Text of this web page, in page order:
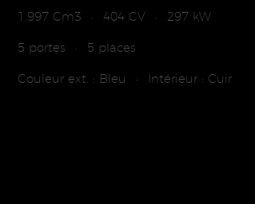
1.997 Cm3 • 404 CV • 297 kW
5 portes • 5 places
Couleur ext. : Bleu • Intérieur : Cuir